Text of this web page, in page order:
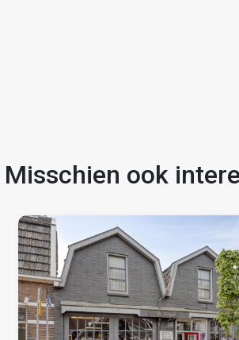
te vermeerderen met servicekosten
Zaken) met de daarbij
Misschien ook